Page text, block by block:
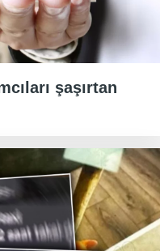
şaşırtan